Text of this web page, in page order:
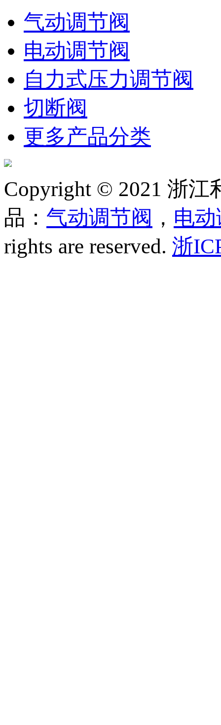
气动调节阀
电动调节阀
自力式压力调节阀
切断阀
更多产品分类
Copyright © 2021 浙
品： 气动调节阀 ， 电
rights are reserved. 浙